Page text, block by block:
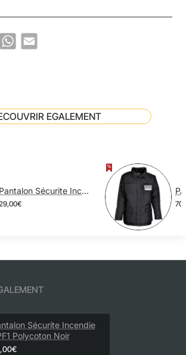
WhatsApp
Email
EGALEMENT
Pantalon Sécurite Incendie SPF1 Polycoton
Sécurite Incendie
Polycoton Noir